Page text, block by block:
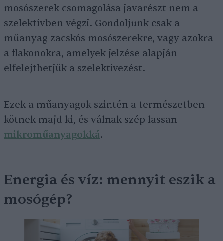
mosószerek csomagolása javarészt nem a
szelektívben végzi. Gondoljunk csak a
műanyag zacskós mosószerekre, vagy azokra
a flakonokra, amelyek jelzése alapján
elfelejthetjük a szelektívezést.
Ezek a műanyagok szintén a természetben
kötnek majd ki, és válnak szép lassan
mikroműanyagokká.
Energia és víz: mennyit eszik a
mosógép?